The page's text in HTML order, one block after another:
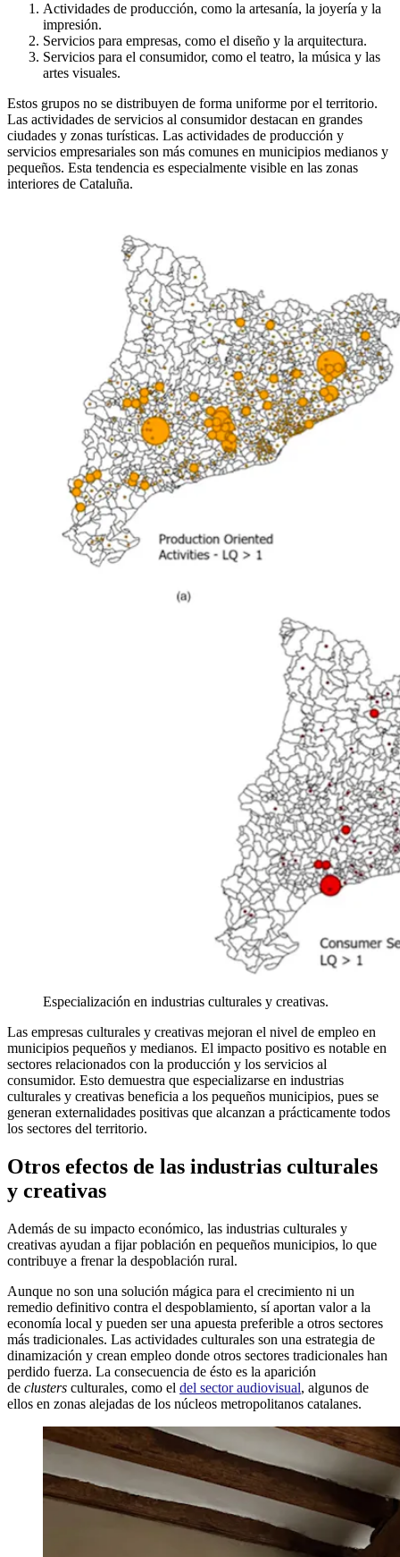
Actividades de producción, como la artesanía, la joyería y la
impresión.
Servicios para empresas, como el diseño y la arquitectura.
Servicios para el consumidor, como el teatro, la música y las
artes visuales.
Estos grupos no se distribuyen de forma uniforme por el territorio.
Las actividades de servicios al consumidor destacan en grandes
ciudades y zonas turísticas. Las actividades de producción y
servicios empresariales son más comunes en municipios medianos y
pequeños. Esta tendencia es especialmente visible en las zonas
interiores de Cataluña.
Especialización en industrias culturales y creativas.
Las empresas culturales y creativas mejoran el nivel de empleo en
municipios pequeños y medianos. El impacto positivo es notable en
sectores relacionados con la producción y los servicios al
consumidor. Esto demuestra que especializarse en industrias
culturales y creativas beneficia a los pequeños municipios, pues se
generan externalidades positivas que alcanzan a prácticamente todos
los sectores del territorio.
Otros efectos de las industrias culturales
y creativas
Además de su impacto económico, las industrias culturales y
creativas ayudan a fijar población en pequeños municipios, lo que
contribuye a frenar la despoblación rural.
Aunque no son una solución mágica para el crecimiento ni un
remedio definitivo contra el despoblamiento, sí aportan valor a la
economía local y pueden ser una apuesta preferible a otros sectores
más tradicionales. Las actividades culturales son una estrategia de
dinamización y crean empleo donde otros sectores tradicionales han
perdido fuerza. La consecuencia de ésto es la aparición
de clusters culturales, como el del sector audiovisual, algunos de
ellos en zonas alejadas de los núcleos metropolitanos catalanes.